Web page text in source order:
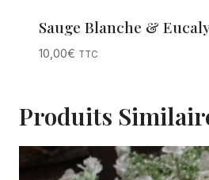
Sauge Blanche &
10,00€ TTC
Produits